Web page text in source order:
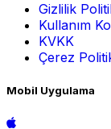
Gizlilik
Kullanım
KVKK
Çerez
Mobil Uygulama